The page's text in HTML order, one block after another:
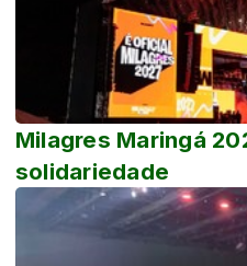
Milagres Maringá
solidariedade